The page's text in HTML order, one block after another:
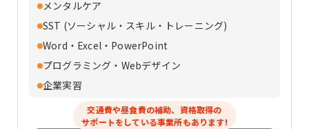
メンタルケア
SST (ソーシャル・スキル・トレーニング)
Word・Excel・PowerPoint
プログラミング・Webデザイン
企業実習
交通費や昼食費の補助、資格取得の
サポートをしている事業所もあります!